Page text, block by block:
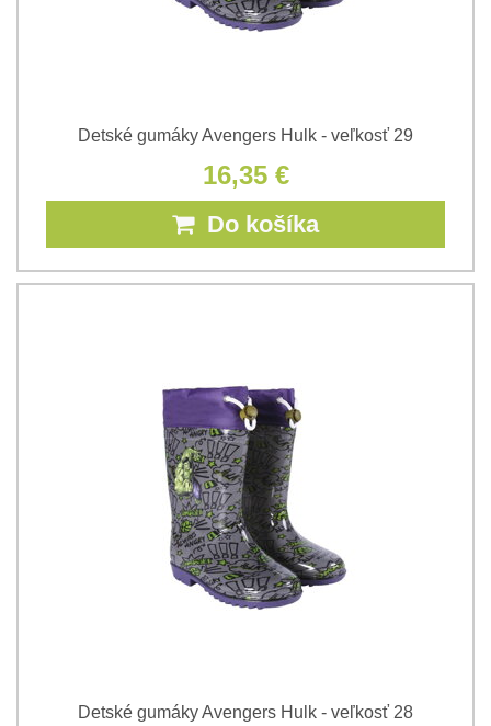
Detské gumáky Avengers Hulk - veľkosť 29
16,35 €
Do košíka
Detské gumáky Avengers Hulk - veľkosť 28